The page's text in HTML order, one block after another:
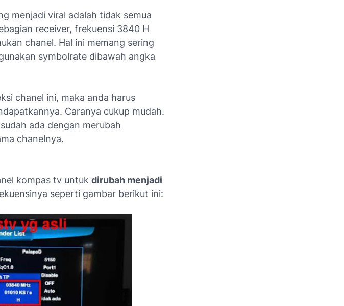
menjadi viral adalah tidak semua
receiver, frekuensi 3840 H
chanel. Hal ini memang sering
symbolrate dibawah angka
chanel ini, maka anda harus
Caranya cukup mudah.
ada dengan merubah
chanelnya.
kompas tv untuk dirubah menjadi
seperti gambar berikut ini: